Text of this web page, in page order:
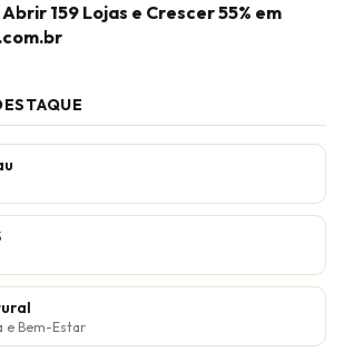
159 Lojas e Crescer 55% em
e Bem-Estar